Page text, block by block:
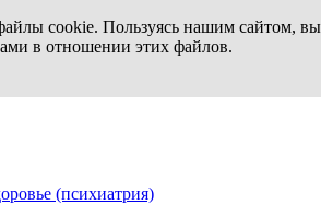
cookie. Пользуясь нашим сайтом, вы
в отношении этих файлов.
(психиатрия)